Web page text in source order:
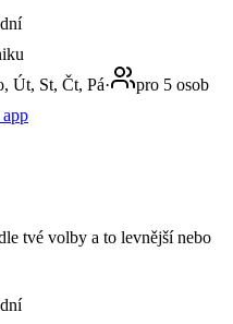
Út, St, Čt, Pá·
pro 5 osob
tvé volby a to levnější nebo